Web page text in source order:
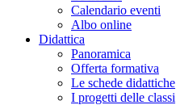
Calendario eventi
Albo online
Didattica
Panoramica
Offerta formativa
Le schede didattiche
I progetti delle classi